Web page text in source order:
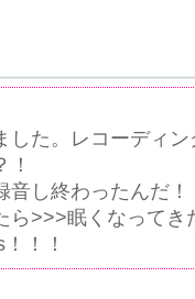
した。レコーディ
し終わったんだ！
ら>>>眠くなってき
！！